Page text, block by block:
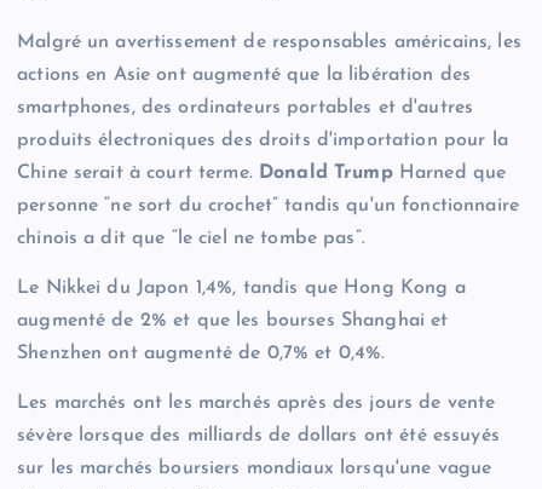
Malgré un avertissement de responsables américains, les
actions en Asie ont augmenté que la libération des
smartphones, des ordinateurs portables et d'autres
produits électroniques des droits d'importation pour la
Chine serait à court terme.
Donald TrumpHarned que
personne “ne sort du crochet” tandis qu'un fonctionnaire
chinois a dit que “le ciel ne tombe pas”.
Le Nikkei du Japon 1,4%, tandis que Hong Kong a
augmenté de 2% et que les bourses Shanghai et
Shenzhen ont augmenté de 0,7% et 0,4%.
Les marchés ont les marchés après des jours de vente
sévère lorsque des milliards de dollars ont été essuyés
sur les marchés boursiers mondiaux lorsqu'une vague